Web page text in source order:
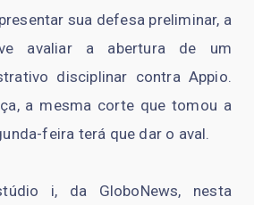
sua defesa preliminar, a
avaliar a abertura de um
disciplinar contra Appio.
a mesma corte que tomou a
feira terá que dar o aval.
i, da GloboNews, nesta